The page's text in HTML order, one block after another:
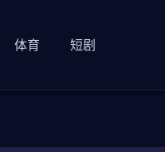
体育 短剧